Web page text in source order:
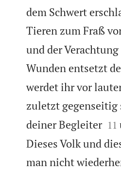
dem Schwert
Tieren zum Fraß
und der
Wunden entsetzt
werdet ihr vor
zuletzt gegenseitig
deiner Begleiter
11
Dieses Volk und
man nicht